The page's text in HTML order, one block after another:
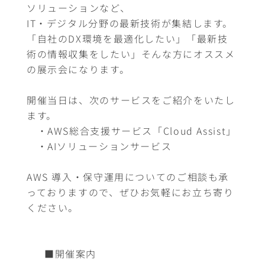
ソリューションなど、
IT・デジタル分野の最新技術が集結します。
「自社のDX環境を最適化したい」「最新技
術の情報収集をしたい」そんな方にオススメ
の展示会になります。
開催当日は、次のサービスをご紹介をいたし
ます。
・AWS総合支援サービス「Cloud Assist」
・AIソリューションサービス
AWS 導入・保守運用についてのご相談も承
っておりますので、ぜひお気軽にお立ち寄り
ください。
■開催案内